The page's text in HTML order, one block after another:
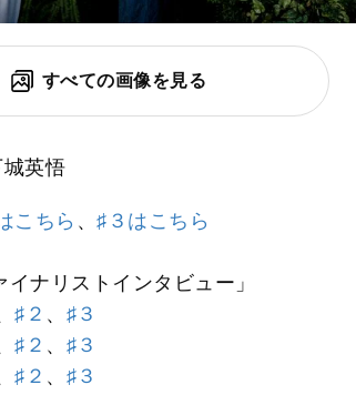
すべての画像を見る
英悟
こちら 、 ♯３はこちら
ナリストインタビュー」
♯２ 、 ♯３
♯２ 、 ♯３
♯２ 、 ♯３